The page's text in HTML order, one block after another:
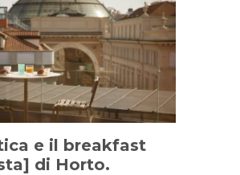
e il breakfast
di Horto.